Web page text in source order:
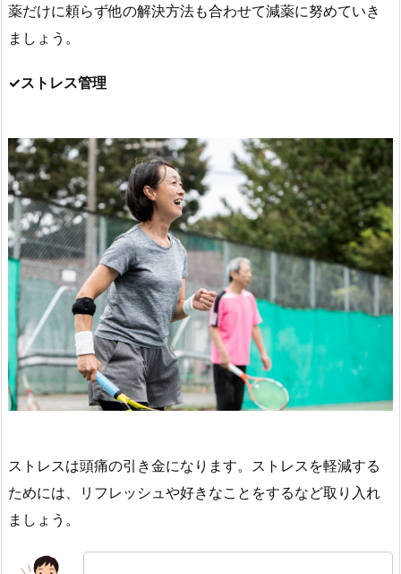
薬だけに頼らず他の解決方法も合わせて減薬に努めていき
ましょう。
✓ストレス管理
ストレスは頭痛の引き金になります。ストレスを軽減する
ためには、リフレッシュや好きなことをするなど取り入れ
ましょう。